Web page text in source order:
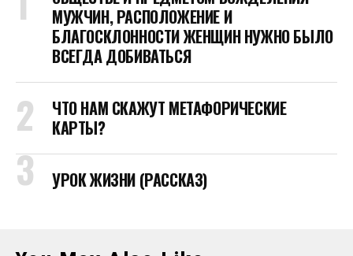
МУЖЧИН, РАСПОЛОЖЕНИЕ И
БЛАГОСКЛОННОСТИ ЖЕНЩИН НУЖНО БЫЛО
ВСЕГДА ДОБИВАТЬСЯ
ЧТО НАМ СКАЖУТ МЕТАФОРИЧЕСКИЕ
КАРТЫ?
УРОК ЖИЗНИ (РАССКАЗ)